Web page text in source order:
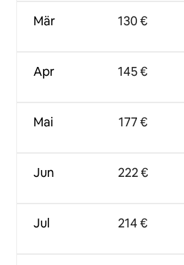
Mär
Apr
Mai
Jun
Jul
130 €
145 €
177 €
222 €
214 €